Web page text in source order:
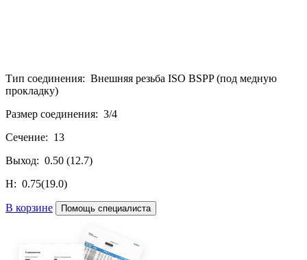
Тип соединения: Внешняя резьба ISO BSPP (под медную
прокладку)
Размер соединения: 3/4
Сечение: 13
Выход: 0.50 (12.7)
H: 0.75(19.0)
В корзине Помощь специалиста